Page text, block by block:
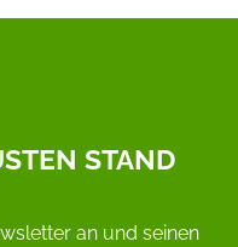
STAND
an und seinen